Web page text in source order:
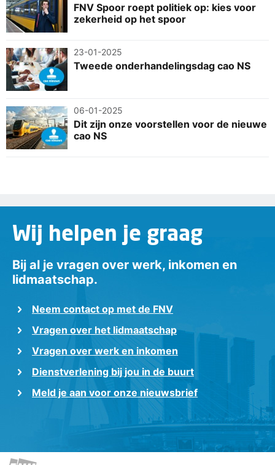
FNV Spoor roept politiek op: kies voor
zekerheid op het spoor
23-01-2025
Tweede onderhandelingsdag cao NS
06-01-2025
Dit zijn onze voorstellen voor de nieuwe
cao NS
Wij helpen je graag
Bij al je vragen over werk, inkomen en
lidmaatschap.
Neem contact op met de FNV
Vragen over het lidmaatschap
Vragen over werk en inkomen
Dienstverlening bij jou in de buurt
Meld je aan voor onze nieuwsbrief